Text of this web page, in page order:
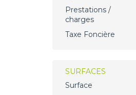
Prestations /
charges
Taxe Foncière
SURFACES
Surface